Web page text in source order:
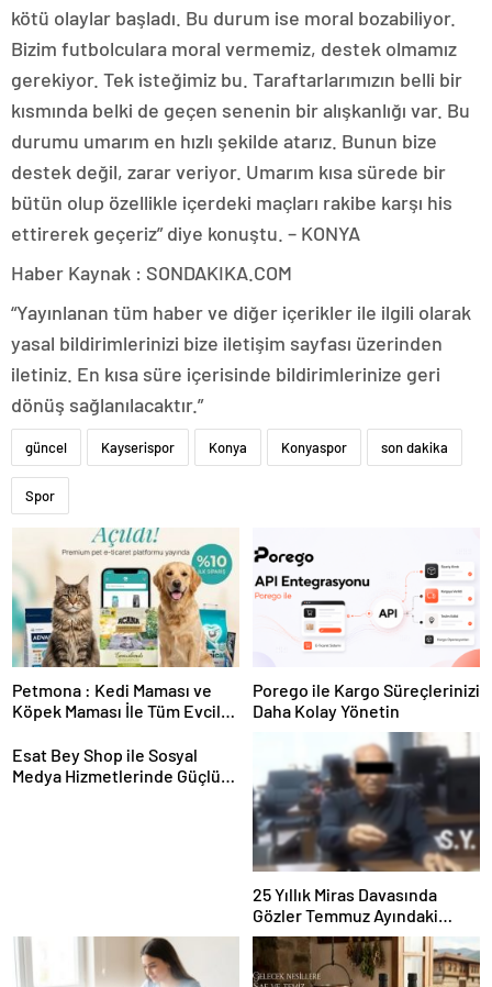
kötü olaylar başladı. Bu durum ise moral bozabiliyor.
Bizim futbolculara moral vermemiz, destek olmamız
gerekiyor. Tek isteğimiz bu. Taraftarlarımızın belli bir
kısmında belki de geçen senenin bir alışkanlığı var. Bu
durumu umarım en hızlı şekilde atarız. Bunun bize
destek değil, zarar veriyor. Umarım kısa sürede bir
bütün olup özellikle içerdeki maçları rakibe karşı his
ettirerek geçeriz” diye konuştu. – KONYA
Haber Kaynak : SONDAKIKA.COM
“Yayınlanan tüm haber ve diğer içerikler ile ilgili olarak
yasal bildirimlerinizi bize iletişim sayfası üzerinden
iletiniz. En kısa süre içerisinde bildirimlerinize geri
dönüş sağlanılacaktır.”
güncel Kayserispor Konya Konyaspor son dakika
Spor
Petmona : Kedi Maması ve
Köpek Maması İle Tüm Evcil
Porego ile Kargo Süreçlerinizi
Daha Kolay Yönetin
Esat Bey Shop ile Sosyal
Medya Hizmetlerinde Güçlü
25 Yıllık Miras Davasında
Gözler Temmuz Ayındaki
Karar Duruşmasına Çevrildi